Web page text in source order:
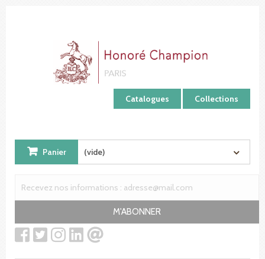
Catalogues Collections
Panier (vide)
M'ABONNER